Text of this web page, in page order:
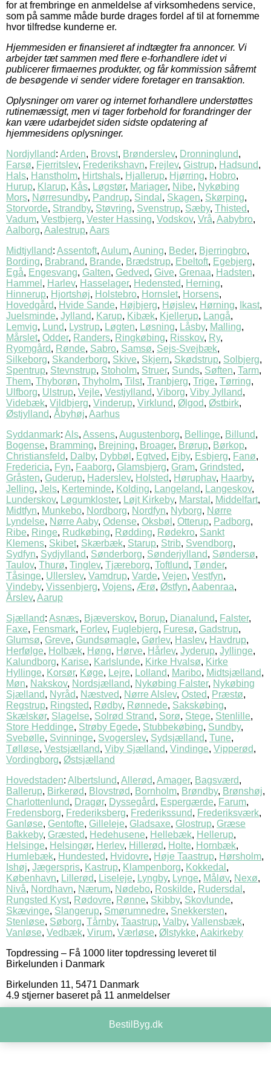
for at frembringe en anmeldelse af virksomhedens service,
som på samme måde burde drages fordel af til at fornemme
hvor tilfredse kunderne er.
Hjemmesiden er finansieret af indtægter fra annoncer. Vi
arbejder tæt sammen med flere e-forhandlere idet vi
publicerer firmaernes produkter, og får kommission såfremt
de besøgende vi sender videre foretager en transaktion.
Oplysninger om varer og internet forhandlere understøttes
rutinemæssigt, men vi tager forbehold for forandringer der
kan være udarbejdet siden sidste opdatering af
hjemmesidens oplysninger.
Nordjylland: Arden, Brovst, Brønderslev, Dronninglund,
Farsø, Fjerritslev, Frederikshavn, Frejlev, Gistrup, Hadsund,
Hals, Hanstholm, Hirtshals, Hjallerup, Hjørring, Hobro,
Hurup, Klarup, Kås, Løgstør, Mariager, Nibe, Nykøbing
Mors, Nørresundby, Pandrup, Sindal , Skagen, Skørping,
Storvorde, Strandby, Støvring, Svenstrup, Sæby, Thisted,
Vadum, Vestbjerg, Vester Hassing, Vodskov, Vrå, Aabybro,
Aalborg, Aalestrup, Aars
Midtjylland: Assentoft, Aulum, Auning, Beder, Bjerringbro,
Bording, Brabrand, Brande, Brædstrup, Ebeltoft, Egebjerg,
Egå, Engesvang, Galten, Gedved, Give, Grenaa, Hadsten,
Hammel , Harlev, Hasselager, Hedensted, Herning,
Hinnerup, Hjortshøj, Holstebro, Hornslet, Horsens,
Hovedgård, Hvide Sande, Højbjerg, Højslev, Hørning, Ikast,
Juelsminde, Jylland, Karup, Kibæk, Kjellerup, Langå,
Lemvig, Lund, Lystrup, Løgten, Løsning, Låsby, Malling,
Mårslet, Odder, Randers, Ringkøbing, Risskov, Ry,
Ryomgård, Rønde, Sabro, Samsø, Sejs-Svejbæk,
Silkeborg, Skanderborg, Skive, Skjern, Skødstrup, Solbjerg,
Spentrup, Stevnstrup, Stoholm, Struer, Sunds, Søften, Tarm,
Them, Thyborøn, Thyholm, Tilst, Tranbjerg, Trige, Tørring,
Ulfborg, Ulstrup, Vejle, Vestjylland, Viborg, Viby Jylland,
Videbæk, Vildbjerg, Vinderup, Virklund, Ølgod, Østbirk,
Østjylland, Åbyhøj, Aarhus
Syddanmark: Als, Assens, Augustenborg, Bellinge, Billund,
Bogense, Bramming, Brejning, Broager, Brørup, Børkop,
Christiansfeld, Dalby, Dybbøl , Egtved, Ejby, Esbjerg, Fanø,
Fredericia, Fyn, Faaborg, Glamsbjerg, Gram, Grindsted,
Gråsten, Guderup, Haderslev, Holsted, Høruphav, Haarby,
Jelling, Jels, Kerteminde, Kolding, Langeland, Langeskov,
Lunderskov, Løgumkloster, Løjt Kirkeby, Marstal , Middelfart,
Midtfyn, Munkebo, Nordborg, Nordfyn, Nyborg, Nørre
Lyndelse, Nørre Aaby, Odense, Oksbøl , Otterup, Padborg,
Ribe, Ringe, Rudkøbing, Rødding, Rødekro, Sankt
Klemens, Skibet, Skærbæk, Starup, Strib, Svendborg,
Sydfyn, Sydjylland, Sønderborg, Sønderjylland, Søndersø,
Taulov, Thurø, Tinglev, Tjæreborg, Toftlund, Tønder,
Tåsinge, Ullerslev, Vamdrup, Varde, Vejen, Vestfyn,
Vindeby, Vissenbjerg, Vojens, Ærø, Østfyn, Aabenraa,
Årslev, Aarup
Sjælland: Asnæs, Bjæverskov, Borup, Dianalund, Falster,
Faxe, Fensmark, Forlev, Fuglebjerg, Furesø, Gadstrup,
Glumsø, Greve, Gundsømagle, Gørlev, Haslev, Havdrup,
Herfølge, Holbæk, Høng, Hørve, Hårlev, Jyderup, Jyllinge,
Kalundborg, Karise, Karlslunde, Kirke Hvalsø, Kirke
Hyllinge, Korsør, Køge, Lejre, Lolland, Maribo, Midtsjælland,
Møn, Nakskov, Nordsjælland, Nykøbing Falster, Nykøbing
Sjælland, Nyråd, Næstved, Nørre Alslev, Osted, Præstø,
Regstrup, Ringsted, Rødby, Rønnede, Sakskøbing,
Skælskør, Slagelse, Solrød Strand, Sorø, Stege, Stenlille,
Store Heddinge, Strøby Egede, Stubbekøbing, Sundby,
Svebølle, Svinninge, Svogerslev, Sydsjælland, Tune,
Tølløse, Vestsjælland, Viby Sjælland, Vindinge, Vipperød,
Vordingborg, Østsjælland
Hovedstaden: Albertslund, Allerød, Amager, Bagsværd,
Ballerup, Birkerød, Blovstrød, Bornholm, Brøndby, Brønshøj,
Charlottenlund, Dragør, Dyssegård, Espergærde, Farum,
Fredensborg, Frederiksberg, Frederikssund, Frederiksværk,
Ganløse, Gentofte, Gilleleje, Gladsaxe, Glostrup, Græse
Bakkeby, Græsted, Hedehusene, Hellebæk, Hellerup,
Helsinge, Helsingør, Herlev, Hillerød, Holte, Hornbæk,
Humlebæk, Hundested, Hvidovre, Høje Taastrup, Hørsholm,
Ishøj, Jægerspris, Kastrup, Klampenborg, Kokkedal ,
København, Lillerød, Liseleje, Lyngby, Lynge, Måløv, Nexø,
Nivå, Nordhavn, Nærum, Nødebo, Roskilde, Rudersdal ,
Rungsted Kyst, Rødovre, Rønne, Skibby, Skovlunde,
Skævinge, Slangerup, Smørumnedre, Snekkersten,
Stenløse, Søborg, Tårnby, Taastrup, Valby, Vallensbæk,
Vanløse, Vedbæk, Virum, Værløse, Ølstykke, Aakirkeby
Topdressing – Få 1000 liter topdressing leveret til
Birkelunden i Danmark
Birkelunden 11, 5471 Danmark
4.9 stjerner baseret på 11 anmeldelser
BestilByg.dk